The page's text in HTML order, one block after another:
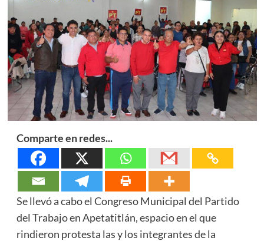
Comparte en redes...
Se llevó a cabo el Congreso Municipal del Partido
del Trabajo en Apetatitlán, espacio en el que
rindieron protesta las y los integrantes de la